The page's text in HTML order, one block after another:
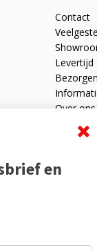
Contact
Levertijd
Over ons
Ruilen
en